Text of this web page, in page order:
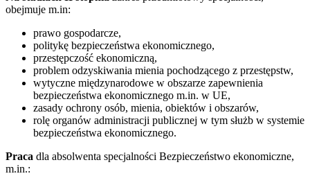
obejmuje m.in:
prawo gospodarcze,
politykę bezpieczeństwa ekonomicznego,
przestępczość ekonomiczną,
problem odzyskiwania mienia pochodzącego z przestępstw,
wytyczne międzynarodowe w obszarze zapewnienia
bezpieczeństwa ekonomicznego m.in. w UE,
zasady ochrony osób, mienia, obiektów i obszarów,
rolę organów administracji publicznej w tym służb w systemie
bezpieczeństwa ekonomicznego.
Praca dla absolwenta specjalności Bezpieczeństwo ekonomiczne,
m.in.: